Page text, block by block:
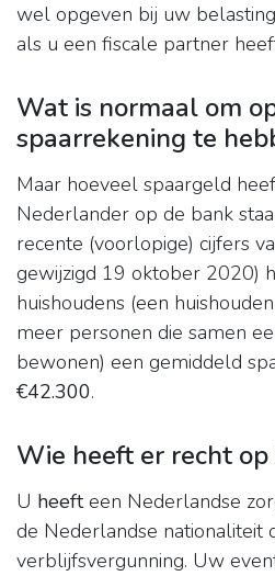
wel opgeven bij uw
als u een fiscale partner
Wat is normaal om
spaarrekening te
Maar hoeveel spaargeld
Nederlander op de bank
recente (voorlopige) cijfers
gewijzigd 19 oktober 2020)
huishoudens (een
meer personen die samen
bewonen) een gemiddeld
€42.300.
Wie heeft er recht
U heefteen Nederlandse
de Nederlandse nationaliteit
verblijfsvergunning. Uw